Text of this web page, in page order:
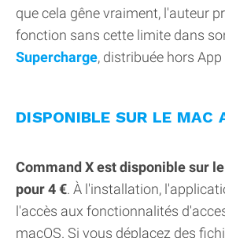
que cela gêne vraiment, l'auteur
fonction sans cette limite dans
Supercharge, distribuée hors App
DISPONIBLE SUR LE MAC
Command X est disponible sur
pour 4 €. À l'installation,
l'accès aux fonctionnalités
macOS. Si vous déplacez des